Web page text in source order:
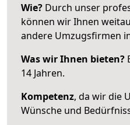
Wie? Durch unser
können wir Ihnen
andere Umzugsfirmen
Was wir Ihnen bieten?
14 Jahren.
Kompetenz, da wir die
Wünsche und